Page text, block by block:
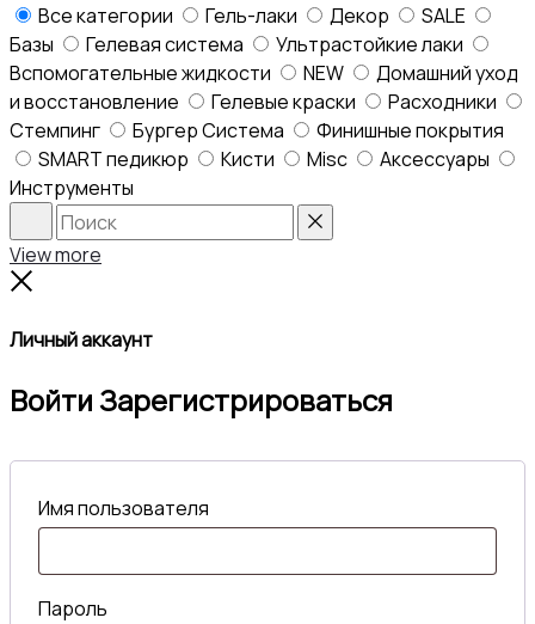
Все категории Гель-лаки Декор
SALE
Базы
Гелевая система
Ультрастойкие лаки
Вспомогательные жидкости
NEW
Домашний уход
и восстановление
Гелевые краски
Расходники
Стемпинг
Бургер Система
Финишные покрытия
SMART педикюр
Кисти Misc
Аксессуары
Инструменты
Search
View more
Личный аккаунт
ВойтиЗарегистрироваться
Имя пользователя
Пароль